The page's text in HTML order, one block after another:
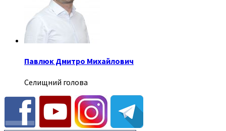
Павлюк Дмитро Михайлович
Селищний голова